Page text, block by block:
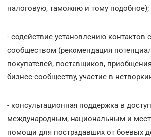
налоговую, таможню и тому подобное);
- содействие установлению контактов
сообществом (рекомендация
покупателей, поставщиков,
бизнес-сообществу, участие в
- консультационная поддержка в
международным, национальным и
помощи для пострадавших от боевых